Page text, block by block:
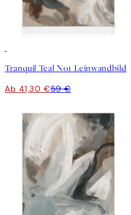
Tranquil Teal No1 Leinwandbild
Ab 41,30 €59 €